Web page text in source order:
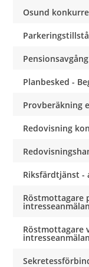
Osund
Pensionsavgång
Planbesked -
Provberäkning
Redovisning
Riksfärdtjänst -
Röstmottagare
intresseanmälan
Röstmottagare
intresseanmälan